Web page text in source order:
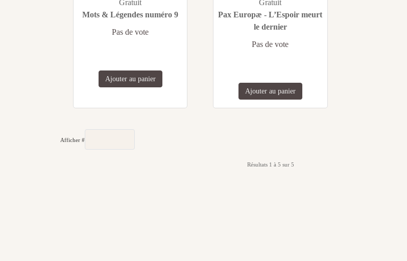
Gratuit
Mots & Légendes numéro 9
Pas de vote
Ajouter au panier
Gratuit
Pax Europæ - L’Espoir meurt
le dernier
Pas de vote
Ajouter au panier
Afficher #
Résultats 1 à 5 sur 5